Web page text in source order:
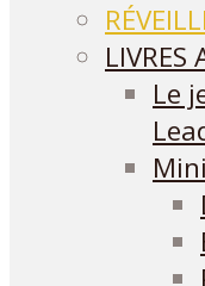
LIVRES
Le